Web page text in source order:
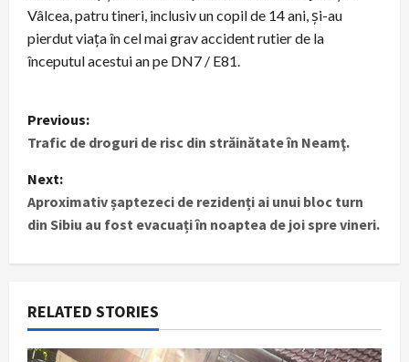
Vâlcea, patru tineri, inclusiv un copil de 14 ani, și-au
pierdut viața în cel mai grav accident rutier de la
începutul acestui an pe DN7 / E81.
P
o
s
t
n
a
v
Previous:
Trafic de droguri de risc din străinătate în Neamţ.
Next:
Aproximativ șaptezeci de rezidenți ai unui bloc turn
din Sibiu au fost evacuați în noaptea de joi spre vineri.
RELATED STORIES